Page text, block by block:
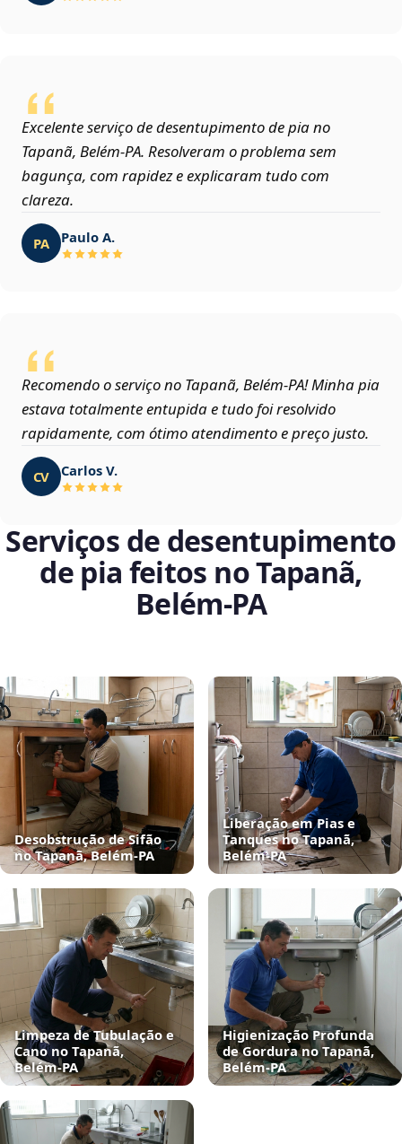
Excelente serviço de desentupimento de pia no
Tapanã, Belém‑PA. Resolveram o problema sem
bagunça, com rapidez e explicaram tudo com
clareza.
PA Paulo A.
Recomendo o serviço no Tapanã, Belém‑PA! Minha pia
estava totalmente entupida e tudo foi resolvido
rapidamente, com ótimo atendimento e preço justo.
CV Carlos V.
Serviços de desentupimento
de pia feitos no Tapanã,
Belém‑PA
Desobstrução de Sifão
no Tapanã, Belém‑PA
Liberação em Pias e
Tanques no Tapanã,
Belém‑PA
Limpeza de Tubulação e
Cano no Tapanã,
Belém‑PA
Higienização Profunda
de Gordura no Tapanã,
Belém‑PA